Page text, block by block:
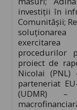
investiţii în
Comunităşii;
procedurilor
proiect de
Nicolai
parteneriat
(UDMR) –